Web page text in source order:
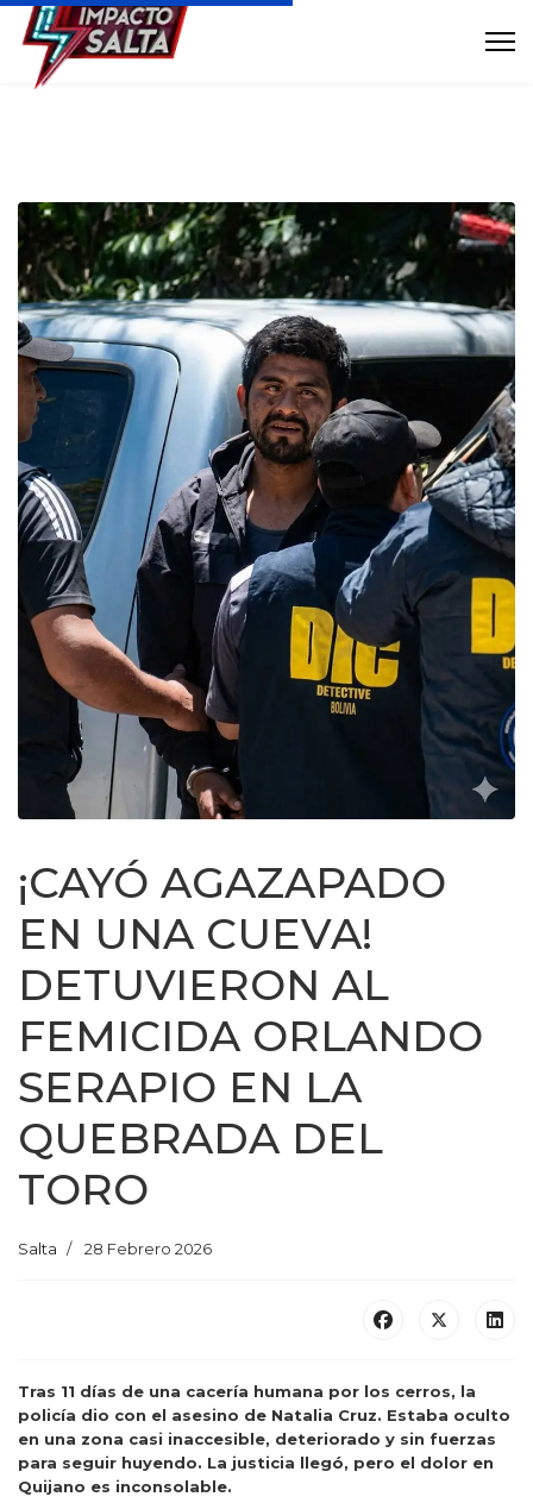
¡CAYÓ AGAZAPADO
EN UNA CUEVA!
DETUVIERON AL
FEMICIDA ORLANDO
SERAPIO EN LA
QUEBRADA DEL
TORO
Salta 28 Febrero 2026
Tras 11 días de una cacería humana por los cerros, la
policía dio con el asesino de Natalia Cruz. Estaba oculto
en una zona casi inaccesible, deteriorado y sin fuerzas
para seguir huyendo. La justicia llegó, pero el dolor en
Quijano es inconsolable.